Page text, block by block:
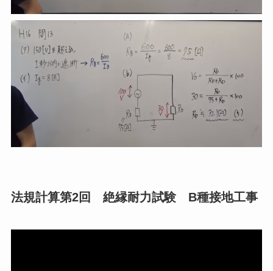
法規計算第2回 絶縁耐力試験 B種接地工事